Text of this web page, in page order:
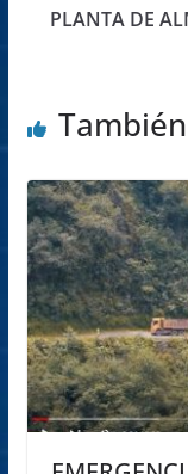
PLANTA DE